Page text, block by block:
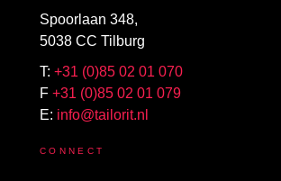
Spoorlaan 348,
5038 CC Tilburg
T: +31 (0)85 02 01 070
F +31 (0)85 02 01 079
E: info@tailorit.nl
CONNECT